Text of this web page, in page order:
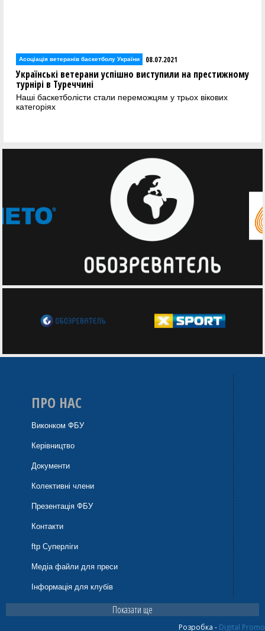
Асоціація ветеранів баскетболу України 08.07.2021
Українські ветерани успішно виступили на престижному
турнірі в Туреччині
Наші баскетболісти стали переможцям у трьох вікових
категоріях
ПРО НАС
Виконком ФБУ
Керівництво
Документи
Колективні члени
Презентація ФБУ
Контакти
ftp Суперліги
Медіа файли для преси
Інформація для клубів
Показати ще
Розробка - Digital Promo